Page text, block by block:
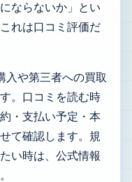
ならないか」とい
れは口コミ評価だ
入や第三者への買取
。口コミを読む時
・支払い予定・本
て確認します。規
い時は、 公式情報